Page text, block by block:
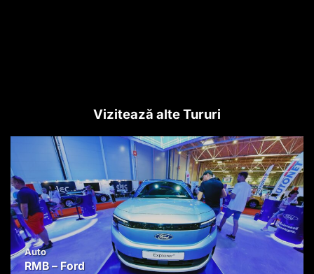
Vizitează alte Tururi
Auto
RMB – Ford